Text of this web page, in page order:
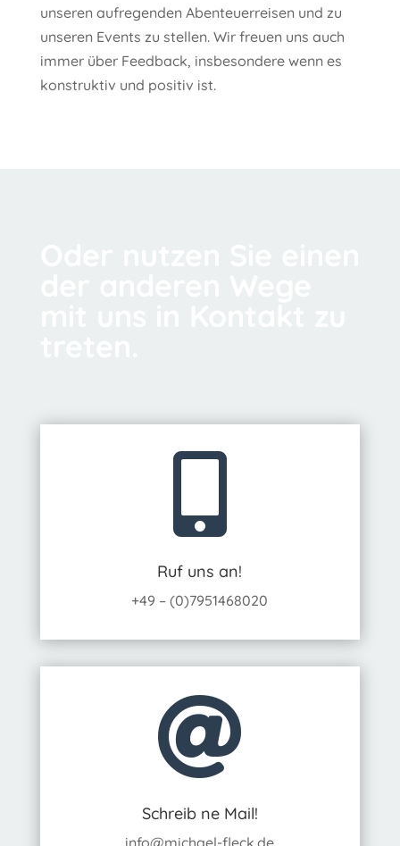
unseren aufregenden Abenteuerreisen und zu
unseren Events zu stellen. Wir freuen uns auch
immer über Feedback, insbesondere wenn es
konstruktiv und positiv ist.

Ruf uns an!
+49 – (0)7951468020

Schreib ne Mail!
info@michael-fleck.de